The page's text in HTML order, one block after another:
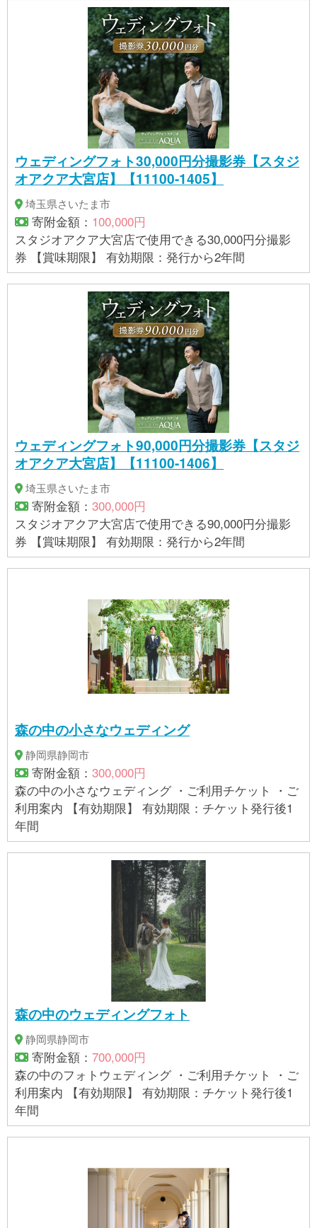
ウェディングフォト30,000円分撮影券【スタジ
オアクア大宮店】【11100-1405】
埼玉県さいたま市
寄附金額： 100,000円
スタジオアクア大宮店で使用できる30,000円分撮影
券 【賞味期限】 有効期限：発行から2年間
ウェディングフォト90,000円分撮影券【スタジ
オアクア大宮店】【11100-1406】
埼玉県さいたま市
寄附金額： 300,000円
スタジオアクア大宮店で使用できる90,000円分撮影
券 【賞味期限】 有効期限：発行から2年間
森の中の小さなウェディング
静岡県静岡市
寄附金額： 300,000円
森の中の小さなウェディング ・ご利用チケット ・ご
利用案内 【有効期限】 有効期限：チケット発行後1
年間
森の中のウェディングフォト
静岡県静岡市
寄附金額： 700,000円
森の中のフォトウェディング ・ご利用チケット ・ご
利用案内 【有効期限】 有効期限：チケット発行後1
年間